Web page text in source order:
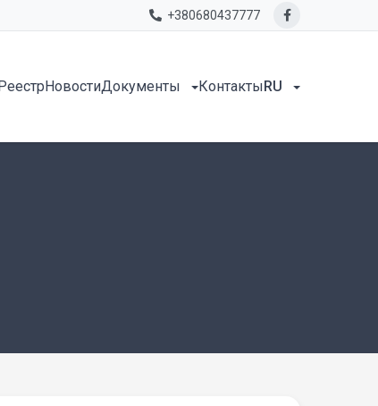
+380680437777
НовостиДокументы КонтактыRU